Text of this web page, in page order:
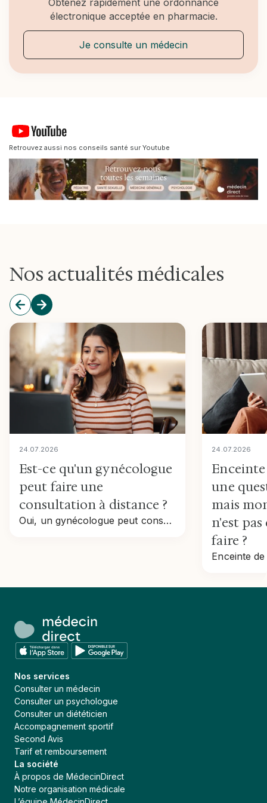
Obtenez rapidement une ordonnance
électronique acceptée en pharmacie.
Je consulte un médecin
Retrouvez aussi nos conseils santé sur Youtube
Nos actualités médicales
24.07.2026
Est-ce qu'un gynécologue
peut faire une
consultation à distance ?
Oui, un gynécologue peut consulter à distance : contraception, résultats, infections, ménopause. Accès direct, remboursé, sans ordonnance du médecin traitant.
24 .07.2026
Enceinte
une
mais
n'est
faire ?
Nos services
Consulter un médecin
Consulter un psychologue
Consulter un diététicien
Accompagnement sportif
Second Avis
Tarif et remboursement
La société
À propos de MédecinDirect
Notre organisation médicale